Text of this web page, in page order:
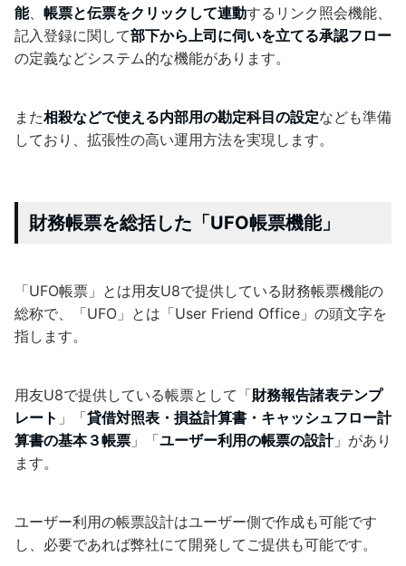
能、 帳票と伝票をクリックして連動するリンク照会機能、
記入登録に関して部下から上司に伺いを立てる承認フロー
の定義などシステム的な機能があります。
また相殺などで使える内部用の勘定科目の設定なども準備
しており、拡張性の高い運用方法を実現します。
財務帳票を総括した「UFO帳票機能」
「UFO帳票」とは用友U8で提供している財務帳票機能の
総称で、「UFO」とは「User Friend Office」の頭文字を
指します。
用友U8で提供している帳票として「財務報告諸表テンプ
レート 」「貸借対照表・損益計算書・キャッシュフロー計
算書の基本３帳票 」「ユーザー利用の帳票の設計」があり
ます。
ユーザー利用の帳票設計はユーザー側で作成も可能です
し、必要であれば弊社にて開発してご提供も可能です。